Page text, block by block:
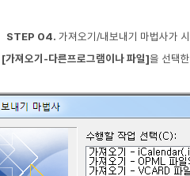
STEP 04. 가져오기/내보내기 마법사가 시
[가져오기-다른프로그램이나 파일]을 선택